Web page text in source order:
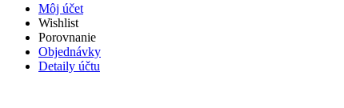
Môj účet
Wishlist
Porovnanie
Objednávky
Detaily účtu